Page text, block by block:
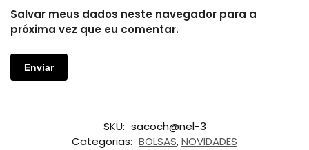
Salvar meus dados neste navegador para a
próxima vez que eu comentar.
SKU: sacoch@nel-3
Categorias: BOLSAS,NOVIDADES